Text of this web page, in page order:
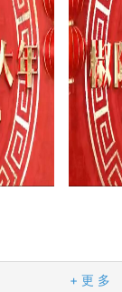
+ 更 多